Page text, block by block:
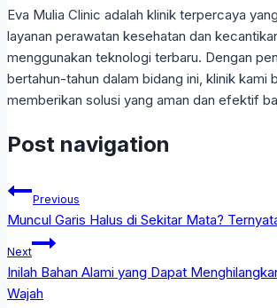
Eva Mulia Clinic adalah klinik terpercaya
layanan perawatan kesehatan dan
menggunakan teknologi terbaru. Dengan
bertahun-tahun dalam bidang ini, klinik kami
memberikan solusi yang aman dan efektif
Post navigation
Previous
Muncul Garis Halus di Sekitar Mata?
Next
Inilah Bahan Alami yang Dapat
Wajah